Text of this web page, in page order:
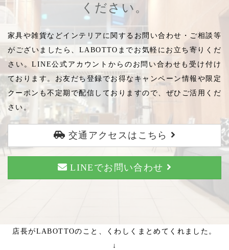
ください。
家具や雑貨などインテリアに関するお問い合わせ・ご相談等
がございましたら、LABOTTOまでお気軽にお立ち寄りくだ
さい。LINE公式アカウントからのお問い合わせも受け付け
ております。お友だち登録でお得なキャンペーン情報や限定
クーポンも不定期で配信しておりますので、ぜひご活用くだ
さい。
交通アクセスはこちら
LINEでお問い合わせ
店長がLABOTTOのこと、くわしくまとめてくれました。
↓